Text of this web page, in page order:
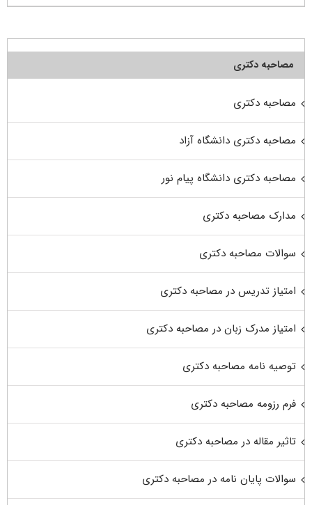
مصاحبه دکتری
مصاحبه دکتری
مصاحبه دکتری دانشگاه آزاد
مصاحبه دکتری دانشگاه پیام نور
مدارک مصاحبه دکتری
سوالات مصاحبه دکتری
امتیاز تدریس در مصاحبه دکتری
امتیاز مدرک زبان در مصاحبه دکتری
توصیه نامه مصاحبه دکتری
فرم رزومه مصاحبه دکتری
تاثیر مقاله در مصاحبه دکتری
سوالات پایان نامه در مصاحبه دکتری